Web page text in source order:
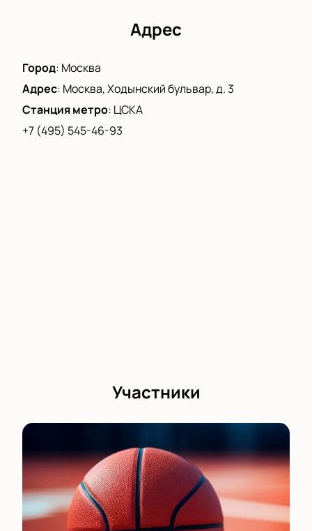
Адрес
Город: Москва
Адрес: Москва, Ходынский бульвар, д. 3
Станция метро: ЦСКА
+7 (495) 545-46-93
Участники